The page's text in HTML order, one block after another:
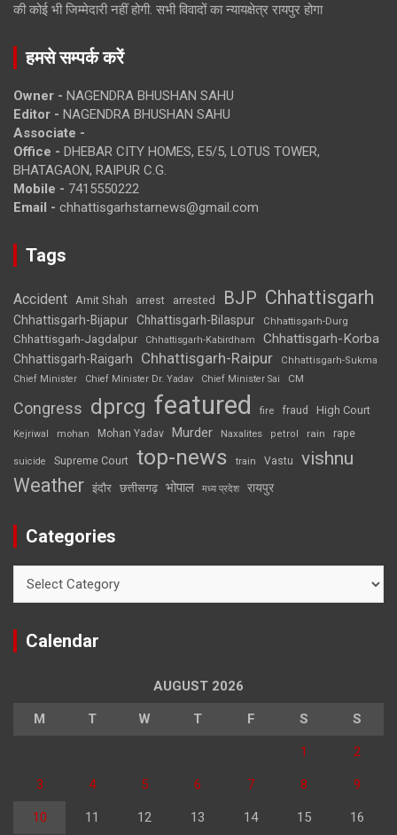
की कोई भी जिम्मेदारी नहीं होगी. सभी विवादों का न्यायक्षेत्र रायपुर होगा
हमसे सम्पर्क करें
Owner - NAGENDRA BHUSHAN SAHU
Editor - NAGENDRA BHUSHAN SAHU
Associate -
Office - DHEBAR CITY HOMES, E5/5, LOTUS TOWER,
BHATAGAON, RAIPUR C.G.
Mobile - 7415550222
Email - chhattisgarhstarnews@gmail.com
Tags
Accident Amit Shah arrest arrested BJP Chhattisgarh
Chhattisgarh-Bijapur Chhattisgarh-Bilaspur Chhattisgarh-Durg
Chhattisgarh-Jagdalpur Chhattisgarh-Kabirdham Chhattisgarh-Korba
Chhattisgarh-Raigarh Chhattisgarh-Raipur
Chhattisgarh-Sukma
Chief Minister
Chief Minister Dr. Yadav Chief Minister Sai CM
Congress dprcg featured fire fraud High Court
Kejriwal mohan Mohan Yadav Murder Naxalites petrol rain rape
suicide Supreme Court top-news train Vastu vishnu
Weather इंदौर छत्तीसगढ़ भोपाल मध्य प्रदेश रायपुर
Categories
Calendar
AUGUST 2026
M T W T F S S
1 2
3 4 5 6 7 8 9
10 11 12 13 14 15 16